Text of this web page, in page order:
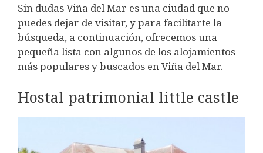
Sin dudas Viña del Mar es una ciudad que no
puedes dejar de visitar, y para facilitarte la
búsqueda, a continuación, ofrecemos una
pequeña lista con algunos de los alojamientos
más populares y buscados en Viña del Mar.
Hostal patrimonial little castle